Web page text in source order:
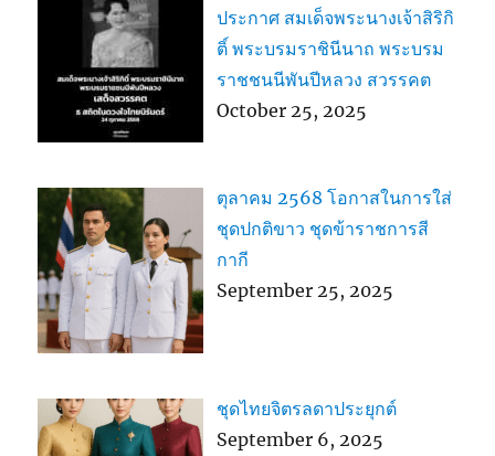
ประกาศ สมเด็จพระนางเจ้าสิริกิ
ติ์ พระบรมราชินีนาถ พระบรม
ราชชนนีพันปีหลวง สวรรคต
October 25, 2025
ตุลาคม 2568 โอกาสในการใส่
ชุดปกติขาว ชุดข้าราชการสี
กากี
September 25, 2025
ชุดไทยจิตรลดาประยุกต์
September 6, 2025